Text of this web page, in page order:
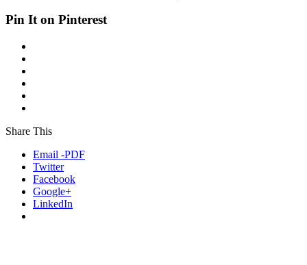
Pin It on Pinterest
Share This
Email -PDF
Twitter
Facebook
Google+
LinkedIn